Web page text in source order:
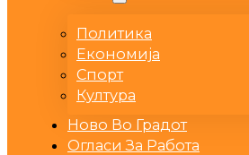
Политика
Економија
Спорт
Култура
Ново Во Градот
Огласи За Работа